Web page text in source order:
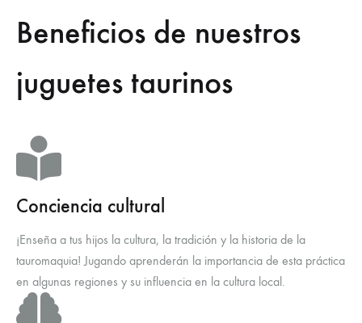
Beneficios de nuestros
juguetes taurinos
Conciencia cultural
¡Enseña a tus hijos la cultura, la tradición y la historia de la
tauromaquia! Jugando aprenderán la importancia de esta práctica
en algunas regiones y su influencia en la cultura local.